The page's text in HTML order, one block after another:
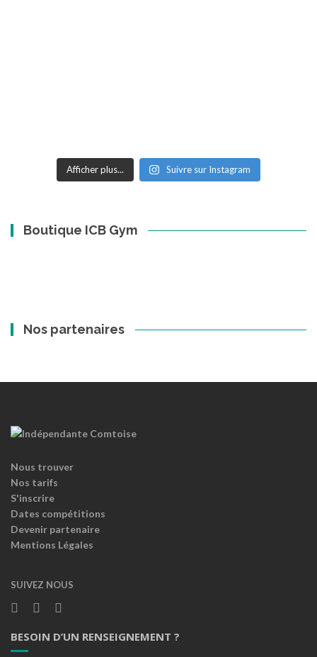
Afficher plus... Suivre sur Instagram
Boutique ICB Gym
Nos partenaires
Nous trouver
Nos tarifs
S'inscrire
Dates compétitions
Devenir partenaire
Mentions Légales
SUIVEZ NOUS
BESOIN D’UN RENSEIGNEMENT ?